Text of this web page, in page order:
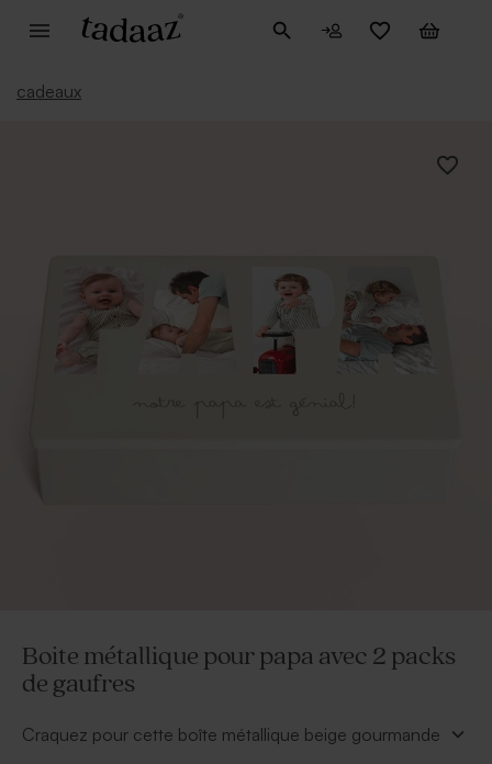
cadeaux
Boite métallique pour papa avec 2 packs
de gaufres
Craquez pour cette boîte métallique beige gourmande